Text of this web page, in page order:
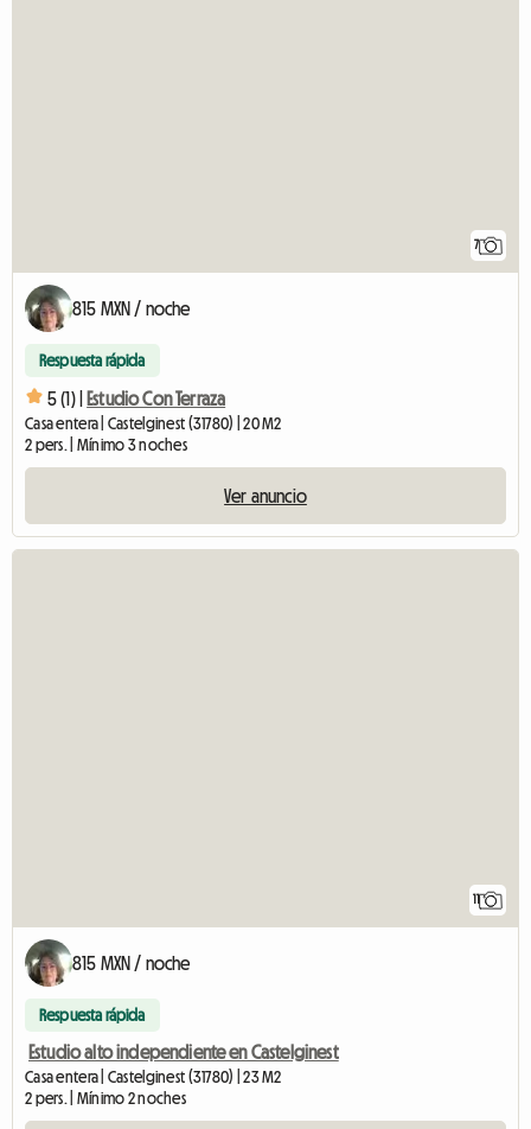
7
815 MXN / noche
Respuesta rápida
5 (1) | Estudio Con Terraza
Casa entera | Castelginest (31780) | 20 M2
2 pers. | Mínimo 3 noches
Ver anuncio
11
815 MXN / noche
Respuesta rápida
Estudio alto independiente en Castelginest
Casa entera | Castelginest (31780) | 23 M2
2 pers. | Mínimo 2 noches